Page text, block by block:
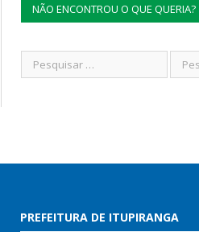
NÃO ENCONTROU O QUE QUERIA?
PREFEITURA DE ITUPIRANGA